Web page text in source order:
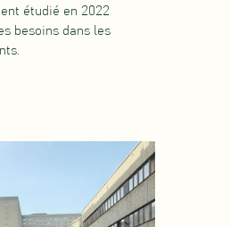
étudié en 2022
besoins dans les